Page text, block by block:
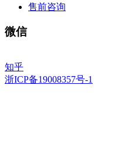
售前咨询
微信
知乎
浙ICP备19008357号-1